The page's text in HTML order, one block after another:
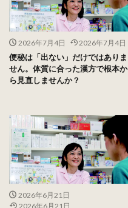
2026年7月4日 2026年7月4日
便秘は「出ない」だけではありま
せん。体質に合った漢方で根本か
ら見直しませんか？
2026年6月21日
2026年6月21日